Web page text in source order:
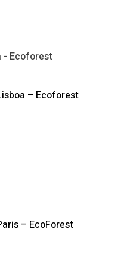
– Ecoforest
– EcoForest